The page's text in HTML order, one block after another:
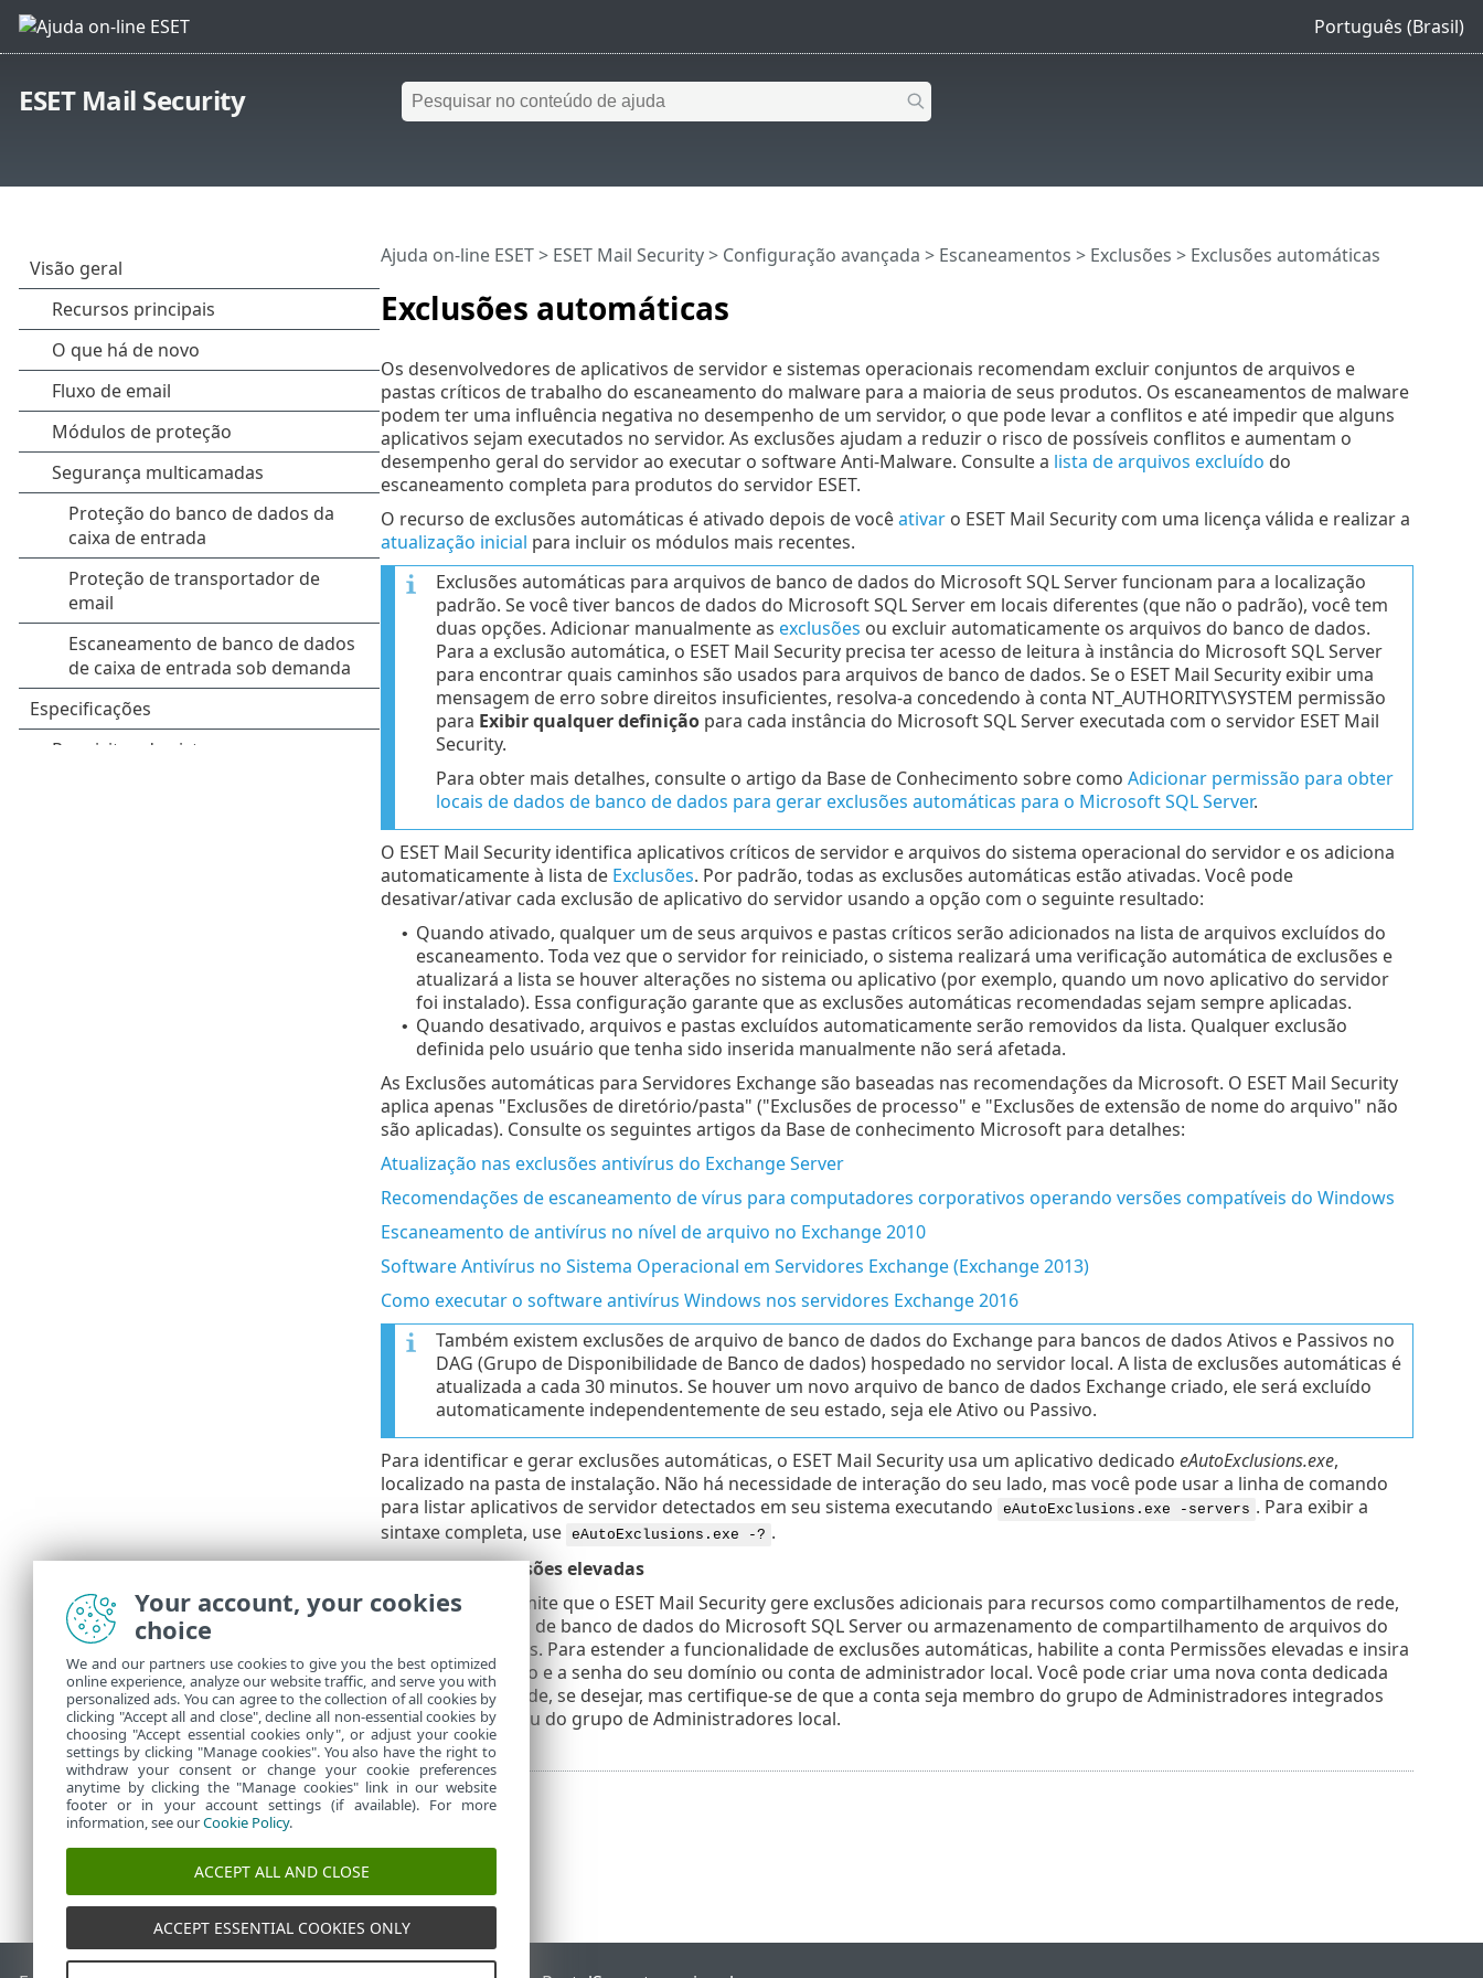
Português (Brasil)
ESET Mail Security
Exclusões automáticas
Ajuda on-line ESET> ESET Mail Security> Configuração avançada > Escaneamentos > Exclusões > Exclusões automáticas
Os desenvolvedores de aplicativos de servidor e sistemas operacionais recomendam excluir conjuntos de arquivos e
pastas críticos de trabalho do escaneamento do malware para a maioria de seus produtos. Os escaneamentos de malware
podem ter uma influência negativa no desempenho de um servidor, o que pode levar a conflitos e até impedir que alguns
aplicativos sejam executados no servidor. As exclusões ajudam a reduzir o risco de possíveis conflitos e aumentam o
desempenho geral do servidor ao executar o software Anti-Malware. Consulte a lista de arquivos excluído do
escaneamento completa para produtos do servidor ESET.
O recurso de exclusões automáticas é ativado depois de vocêativaro ESET Mail Security com uma licença válida e realizar a
atualização inicial para incluir os módulos mais recentes.
Exclusões automáticas para arquivos de banco de dados do Microsoft SQL Server funcionam para a localização
padrão. Se você tiver bancos de dados do Microsoft SQL Server em locais diferentes (que não o padrão), você tem
duas opções. Adicionar manualmente as exclusões ou excluir automaticamente os arquivos do banco de dados.
Para a exclusão automática, o ESET Mail Security precisa ter acesso de leitura à instância do Microsoft SQL Server
para encontrar quais caminhos são usados para arquivos de banco de dados. Se o ESET Mail Security exibir uma
mensagem de erro sobre direitos insuficientes, resolva-a concedendo à conta NT_AUTHORITY\SYSTEM permissão
para Exibir qualquer definiçãopara cada instância do Microsoft SQL Server executada com o servidor ESET Mail
Security.
Para obter mais detalhes, consulte o artigo da Base de Conhecimento sobre como Adicionar permissão para obter
locais de dados de banco de dados para gerar exclusões automáticas para o Microsoft SQL Server.
O ESET Mail Security identifica aplicativos críticos de servidor e arquivos do sistema operacional do servidor e os adiciona
automaticamente à lista de Exclusões. Por padrão, todas as exclusões automáticas estão ativadas. Você pode
desativar/ativar cada exclusão de aplicativo do servidor usando a opção com o seguinte resultado:
• Quando ativado, qualquer um de seus arquivos e pastas críticos serão adicionados na lista de arquivos excluídos do
escaneamento. Toda vez que o servidor for reiniciado, o sistema realizará uma verificação automática de exclusões e
atualizará a lista se houver alterações no sistema ou aplicativo (por exemplo, quando um novo aplicativo do servidor
foi instalado). Essa configuração garante que as exclusões automáticas recomendadas sejam sempre aplicadas.
• Quando desativado, arquivos e pastas excluídos automaticamente serão removidos da lista. Qualquer exclusão
definida pelo usuário que tenha sido inserida manualmente não será afetada.
As Exclusões automáticas para Servidores Exchange são baseadas nas recomendações da Microsoft. O ESET Mail Security
aplica apenas "Exclusões de diretório/pasta" ("Exclusões de processo" e "Exclusões de extensão de nome do arquivo" não
são aplicadas). Consulte os seguintes artigos da Base de conhecimento Microsoft para detalhes:
Atualização nas exclusões antivírus do Exchange Server
Recomendações de escaneamento de vírus para computadores corporativos operando versões compatíveis do Windows
Escaneamento de antivírus no nível de arquivo no Exchange 2010
Software Antivírus no Sistema Operacional em Servidores Exchange (Exchange 2013)
Como executar o software antivírus Windows nos servidores Exchange 2016
Também existem exclusões de arquivo de banco de dados do Exchange para bancos de dados Ativos e Passivos no
DAG (Grupo de Disponibilidade de Banco de dados) hospedado no servidor local. A lista de exclusões automáticas é
atualizada a cada 30 minutos. Se houver um novo arquivo de banco de dados Exchange criado, ele será excluído
automaticamente independentemente de seu estado, seja ele Ativo ou Passivo.
Para identificar e gerar exclusões automáticas, o ESET Mail Security usa um aplicativo dedicado eAutoExclusions.exe,
localizado na pasta de instalação. Não há necessidade de interação do seu lado, mas você pode usar a linha de comando
para listar aplicativos de servidor detectados em seu sistema executando
eAutoExclusions.exe -servers . Para exibir a
sintaxe completa, use eAutoExclusions.exe -? .
Conta de permissões elevadas
Esse recurso permite que o ESET Mail Security gere exclusões adicionais para recursos como compartilhamentos de rede,
locais de arquivos de banco de dados do Microsoft SQL Server ou armazenamento de compartilhamento de arquivos do
Skype for Business. Para estender a funcionalidade de exclusões automáticas, habilite a conta Permissões elevadas e insira
o nome de usuário e a senha do seu domínio ou conta de administrador local. Você pode criar uma nova conta dedicada
para essa finalidade, se desejar, mas certifique-se de que a conta seja membro do grupo de Administradores integrados
(BA) do domínio ou do grupo de Administradores local.
Your account, your cookies
choice
We and our partners use cookies to give you the best optimized
online experience, analyze our website traffic, and serve you with
personalized ads. You can agree to the collection of all cookies by
clicking "Accept all and close", decline all non-essential cookies by
choosing "Accept essential cookies only", or adjust your cookie
settings by clicking "Manage cookies". You also have the right to
withdraw your consent or change your cookie preferences
anytime by clicking the "Manage cookies" link in our website
footer or in your account settings (if available). For more
information, see ourCookie Policy.
ACCEPT ALL AND CLOSE
ACCEPT ESSENTIAL COOKIES ONLY